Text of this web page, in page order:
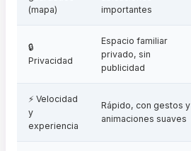
(mapa)
importantes
🔒
Privacidad
Espacio familiar
privado, sin
publicidad
⚡ Velocidad
y
experiencia
Rápido, con gestos y
animaciones suaves